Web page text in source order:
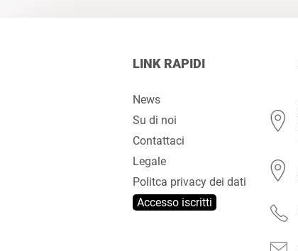
LINK RAPIDI
News
Su di noi
Contattaci
Legale
Politca privacy dei dati
Accesso iscritti